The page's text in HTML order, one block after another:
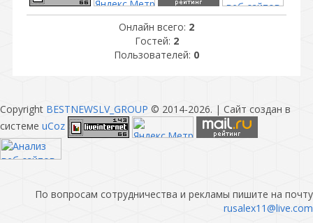
Онлайн всего: 2
Гостей: 2
Пользователей: 0
Copyright BESTNEWSLV_GROUP © 2014-2026. | Сайт создан в
системе uCoz
По вопросам сотрудничества и рекламы пишите на почту
rusalex11@live.com